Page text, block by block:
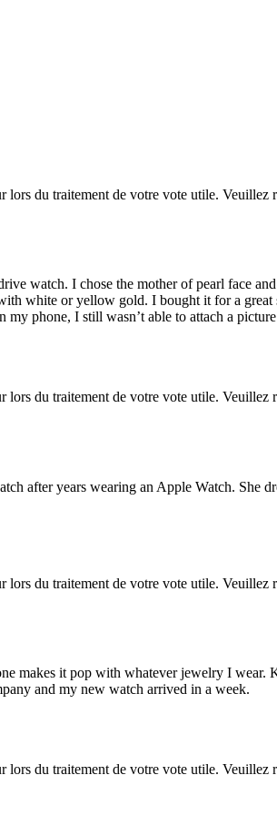
lors du traitement de votre vote utile. Veuillez
watch. I chose the mother of pearl face
white or yellow gold. I bought it for a
my phone, I still wasn’t able to attach a
lors du traitement de votre vote utile. Veuillez
after years wearing an Apple Watch. She
lors du traitement de votre vote utile. Veuillez
makes it pop with whatever jewelry I
and my new watch arrived in a week.
lors du traitement de votre vote utile. Veuillez